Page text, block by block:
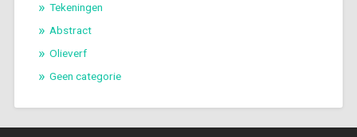
Tekeningen
Abstract
Olieverf
Geen categorie